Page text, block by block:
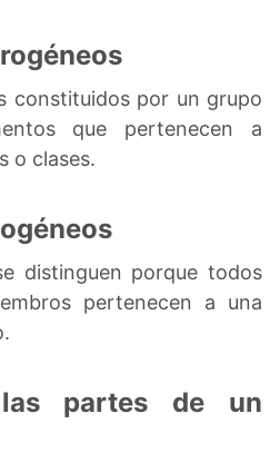
constituidos por un grupo
que pertenecen a
o clases.
distinguen porque todos
pertenecen a una
partes de un